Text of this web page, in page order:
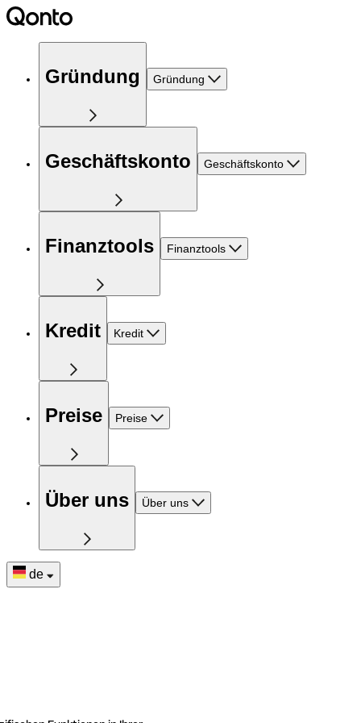
Gründung Gründung
Geschäftskonto Geschäftskonto
Finanztools Finanztools
Kredit Kredit
Preise Preise
Über uns Über uns
de